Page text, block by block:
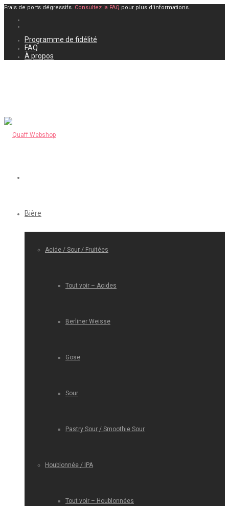
Frais de ports dégressifs. Consultez la FAQ pour plus d'informations.
Programme de fidélité
FAQ
À propos
Bière
Acide / Sour / Fruitées
Tout voir – Acides
Berliner Weisse
Gose
Sour
Pastry Sour / Smoothie Sour
Houblonnée / IPA
Tout voir – Houblonnées